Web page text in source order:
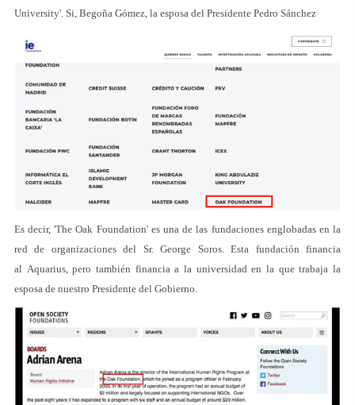
University'. Si, Begoña Gómez, la esposa del Presidente Pedro Sánchez
Es decir, 'The Oak Foundation' es una de las fundaciones englobadas en la
red de organizaciones del Sr. George Soros. Esta fundación financia
al Aquarius, pero también financia a la universidad en la que trabaja la
esposa de nuestro Presidente del Gobierno.